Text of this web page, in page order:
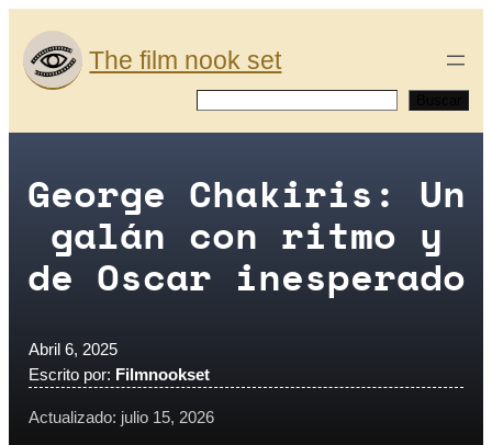
contenido
The film nook set
George Chakiris: Un
galán con ritmo y
de Oscar inesperado
Abril 6, 2025
Escrito por: Filmnookset
Actualizado: julio 15, 2026